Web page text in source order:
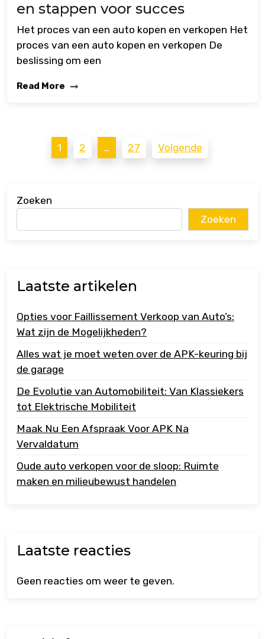
en stappen voor succes
Het proces van een auto kopen en verkopen Het
proces van een auto kopen en verkopen De
beslissing om een
Read More
Berichten
paginering
1 2 … 27 Volgende
Zoeken
Zoeken
Laatste artikelen
Opties voor Faillissement Verkoop van Auto’s:
Wat zijn de Mogelijkheden?
Alles wat je moet weten over de APK-keuring bij
de garage
De Evolutie van Automobiliteit: Van Klassiekers
tot Elektrische Mobiliteit
Maak Nu Een Afspraak Voor APK Na
Vervaldatum
Oude auto verkopen voor de sloop: Ruimte
maken en milieubewust handelen
Laatste reacties
Geen reacties om weer te geven.